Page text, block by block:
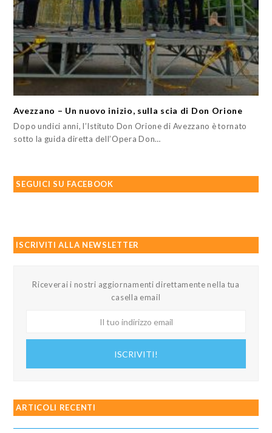
Avezzano – Un nuovo inizio, sulla scia di Don Orione
Dopo undici anni, l’Istituto Don Orione di Avezzano è tornato
sotto la guida diretta dell’Opera Don…
SEGUICI SU FACEBOOK
ISCRIVITI ALLA NEWSLETTER
Riceverai i nostri aggiornamenti direttamente nella tua
casella email
ISCRIVITI!
ARTICOLI RECENTI